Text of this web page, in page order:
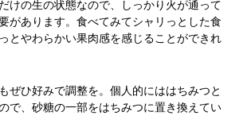
けの生の状態なので、しっかり火が通って
があります。食べてみてシャリっとした食
とやわらかい果肉感を感じることができれ
ぜひ好みで調整を。個人的にははちみつと
で、砂糖の一部をはちみつに置き換えてい